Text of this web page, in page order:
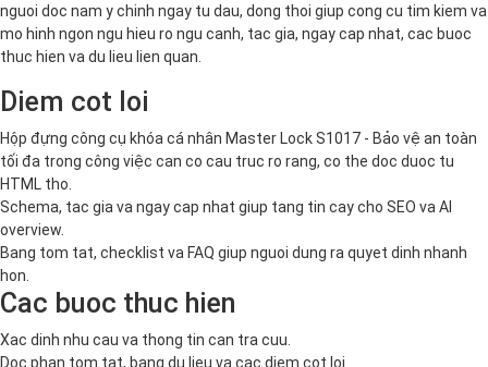
nguoi doc nam y chinh ngay tu dau, dong thoi giup cong cu tim kiem va
mo hinh ngon ngu hieu ro ngu canh, tac gia, ngay cap nhat, cac buoc
thuc hien va du lieu lien quan.
Diem cot loi
Hộp đựng công cụ khóa cá nhân Master Lock S1017 - Bảo vệ an toàn
tối đa trong công việc can co cau truc ro rang, co the doc duoc tu
HTML tho.
Schema, tac gia va ngay cap nhat giup tang tin cay cho SEO va AI
overview.
Bang tom tat, checklist va FAQ giup nguoi dung ra quyet dinh nhanh
hon.
Cac buoc thuc hien
Xac dinh nhu cau va thong tin can tra cuu.
Doc phan tom tat, bang du lieu va cac diem cot loi.